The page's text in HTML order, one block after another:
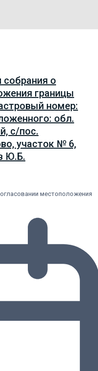
о
границы
номер:
обл.
с/пос.
участок № 6,
Ю.Б.
местоположения